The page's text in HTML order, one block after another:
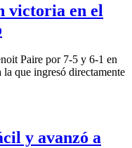
victoria en el
Paire por 7-5 y 6-1 en
que ingresó directamente
y avanzó a